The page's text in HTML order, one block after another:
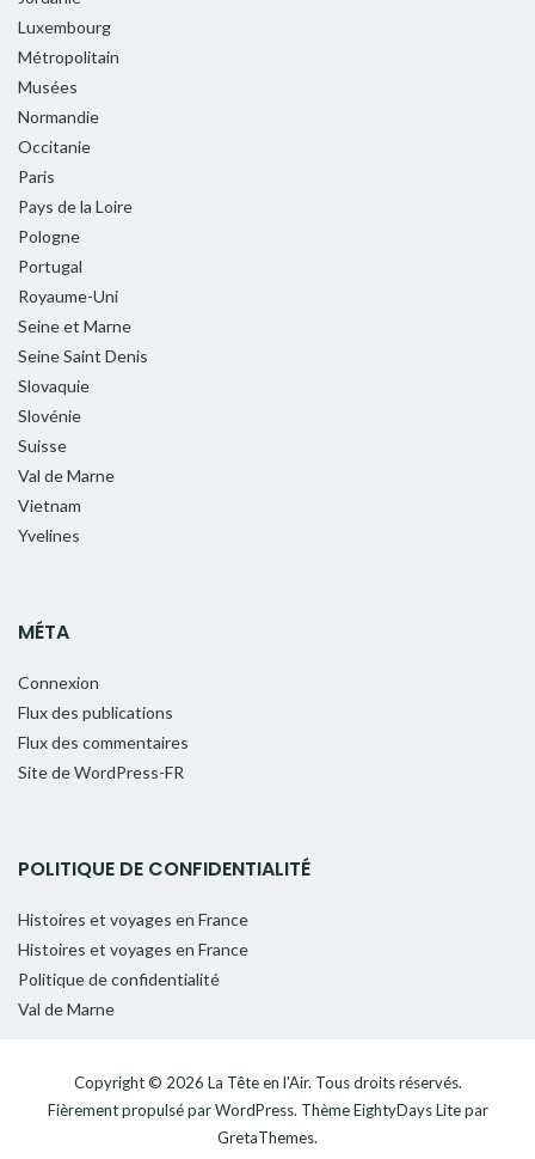
Luxembourg
Métropolitain
Musées
Normandie
Occitanie
Paris
Pays de la Loire
Pologne
Portugal
Royaume-Uni
Seine et Marne
Seine Saint Denis
Slovaquie
Slovénie
Suisse
Val de Marne
Vietnam
Yvelines
MÉTA
Connexion
Flux des publications
Flux des commentaires
Site de WordPress-FR
POLITIQUE DE CONFIDENTIALITÉ
Histoires et voyages en France
Histoires et voyages en France
Politique de confidentialité
Val de Marne
Copyright © 2026 La Tête en l'Air. Tous droits réservés.
Fièrement propulsé parWordPress. ThèmeEightyDays Litepar
GretaThemes.